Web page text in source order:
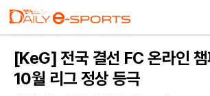
[KeG] 전국 결선 FC 온라인
10월 리그 정상 등극